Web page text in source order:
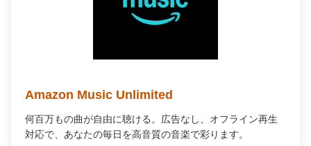
Amazon Music Unlimited
何百万もの曲が自由に聴ける。広告なし、オフライン再生
対応で、あなたの毎日を高音質の音楽で彩ります。